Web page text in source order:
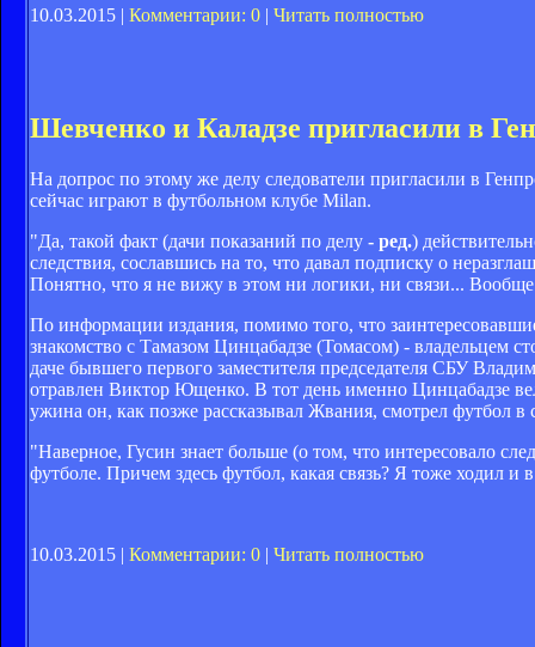
10.03.2015 | Комментарии: 0 Читать полностью
Шевченко и Каладзе пригласили в
На допрос по этому же делу следователи пригласили в
сейчас играют в футбольном клубе Milan.
"Да, такой факт (дачи показаний по делу - ред.)
следствия, сославшись на то, что давал подписку о
Понятно, что я не вижу в этом ни логики, ни связи...
По информации издания, помимо того, что
знакомство с Тамазом Цинцабадзе (Томасом) - владельцем
даче бывшего первого заместителя председателя СБУ
отравлен Виктор Ющенко. В тот день именно Цинцабадзе
ужина он, как позже рассказывал Жвания, смотрел футбол в
"Наверное, Гусин знает больше (о том, что интересовало
футболе. Причем здесь футбол, какая связь? Я тоже ходил и
10.03.2015 | Комментарии: 0 | Читать полностью